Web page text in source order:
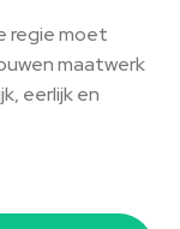
regie moet
maatwerk
eerlijk en